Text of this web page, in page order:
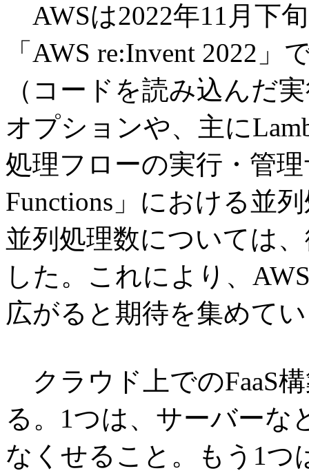
AWSは2022年11月下
「AWS re:Invent 2022
（コードを読み込んだ
オプションや、主に
処理フローの実行・管
Functions」における並
並列処理数については
した。これにより、
広がると期待を集めて
クラウド上でのFaaS
る。1つは、サーバーな
なくせること。もう1つ